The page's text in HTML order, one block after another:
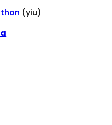
(yiu)